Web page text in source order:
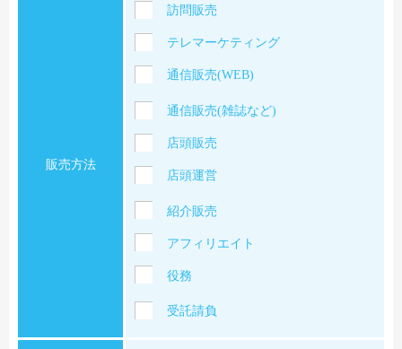
販売方法
訪問販売
テレマーケティング
通信販売(WEB)
通信販売(雑誌など)
店頭販売
店頭運営
紹介販売
アフィリエイト
役務
受託請負